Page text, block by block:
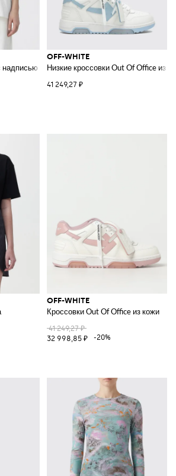
KISS
OFF-WHITE
Низкие кроссовки Out Of Office из
41 249,27 ₽
OFF-WHITE
Кроссовки Out Of Office из кожи
41 249,27 ₽
32 998,85 ₽
-20%